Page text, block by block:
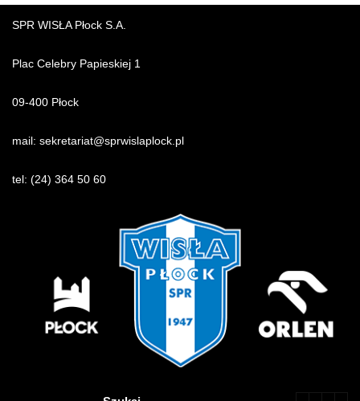
SPR WISŁA Płock S.A.
Plac Celebry Papieskiej 1
09-400 Płock
mail: sekretariat@sprwislaplock.pl
tel: (24) 364 50 60